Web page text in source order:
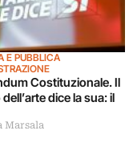
E PUBBLICA
Costituzionale. Il
dice la sua: il
Marsala